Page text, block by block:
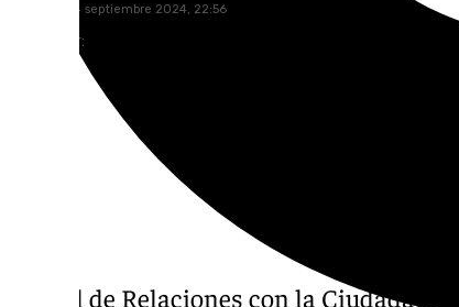
miércoles, 4 septiembre 2024, 22:56
Compartir:
La edil de Relaciones con la Ciudadanía,